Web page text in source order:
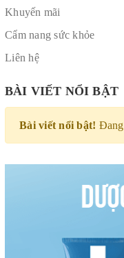
Khuyến mãi
Cẩm nang sức khỏe
Liên hệ
BÀI VIẾT NỔI BẬT
Bài viết nổi bật!